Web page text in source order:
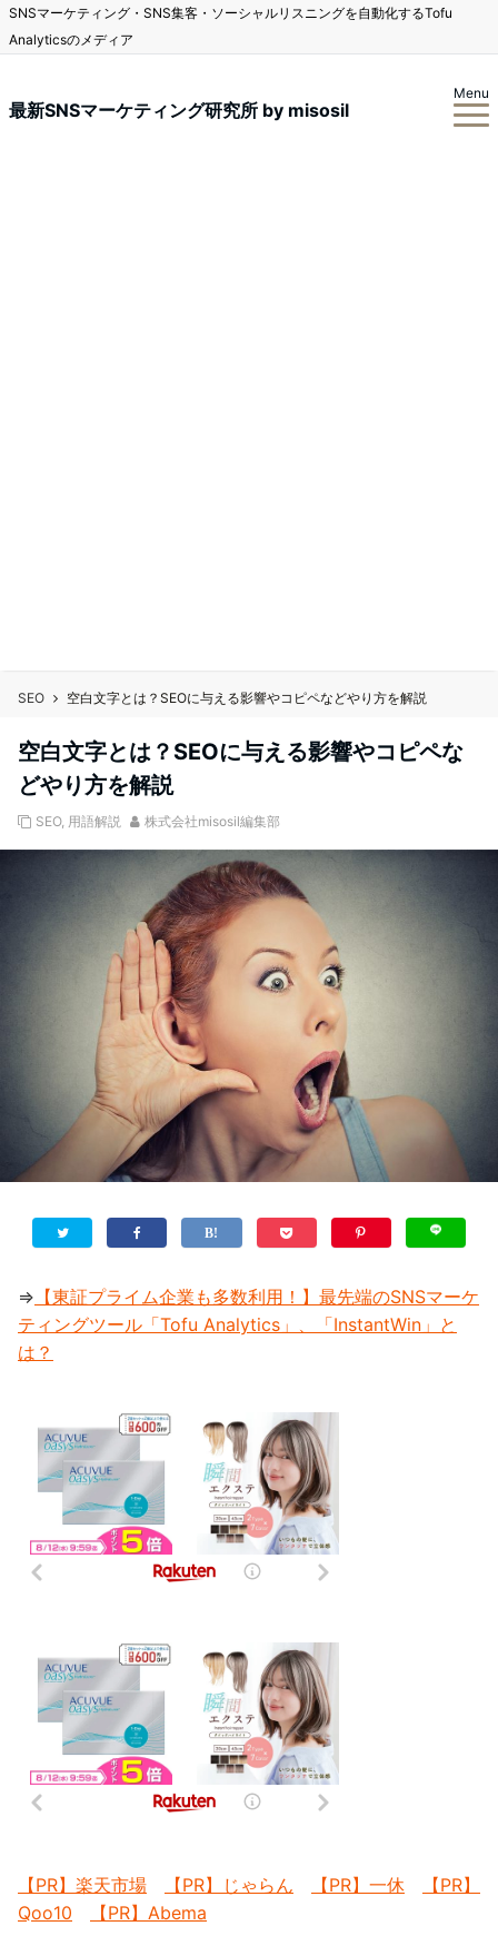
SNSマーケティング・SNS集客・ソーシャルリスニングを自動化するTofu
Analyticsのメディア
最新SNSマーケティング研究所 by misosil
Menu
SEO 空白文字とは？SEOに与える影響やコピペなどやり方を解説
空白文字とは？SEOに与える影響やコピペな
どやり方を解説
SEO, 用語解説 株式会社misosil編集部
⇒ 【東証プライム企業も多数利用！】最先端のSNSマーケ
ティングツール「Tofu Analytics」、「InstantWin」と
は？
【PR】楽天市場 【PR】じゃらん 【PR】一休
【PR】
Qoo10
【PR】Abema